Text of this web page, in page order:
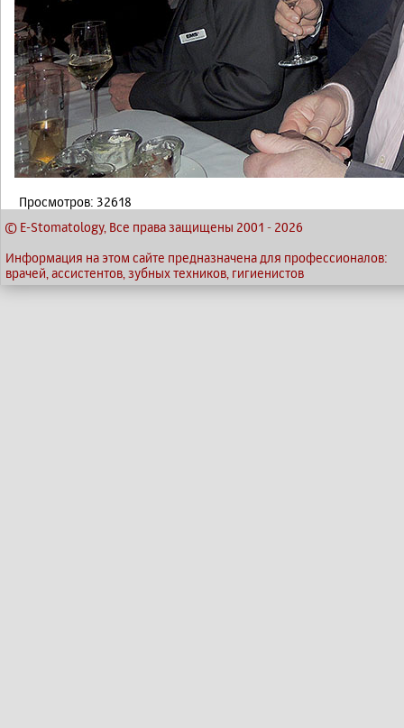
Просмотров: 32618
© E-Stomatology, Все права защищены 2001 - 2026
Информация на этом сайте предназначена для профессионалов:
врачей, ассистентов, зубных техников, гигиенистов